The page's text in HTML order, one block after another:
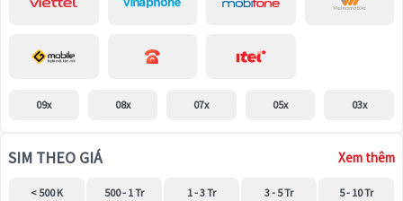
09x 08x 07x 05x 03x
SIM THEO GIÁ Xem thêm
< 500 K 500 - 1 Tr 1 - 3 Tr 3 - 5 Tr 5 - 10 Tr